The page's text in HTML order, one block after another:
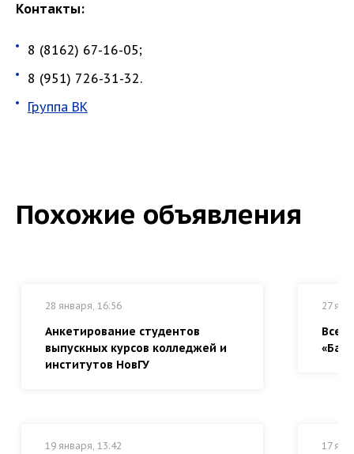
Контакты:
8 (8162) 67-16-05;
8 (951) 726-31-32.
Группа ВК
Похожие объявления
28 января, 16:56
Анкетирование студентов
выпускных курсов колледжей и
институтов НовГУ
27
19 января, 13:42 17